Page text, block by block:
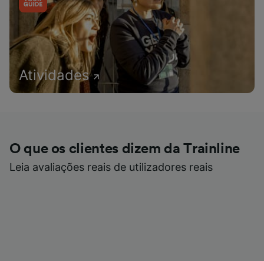
Atividades
O que os clientes dizem da Trainline
Leia avaliações reais de utilizadores reais